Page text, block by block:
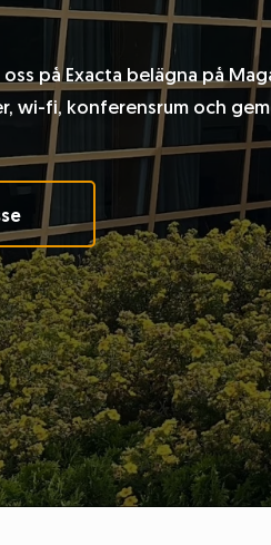
på Exacta belägna på
wi-fi, konferensrum och